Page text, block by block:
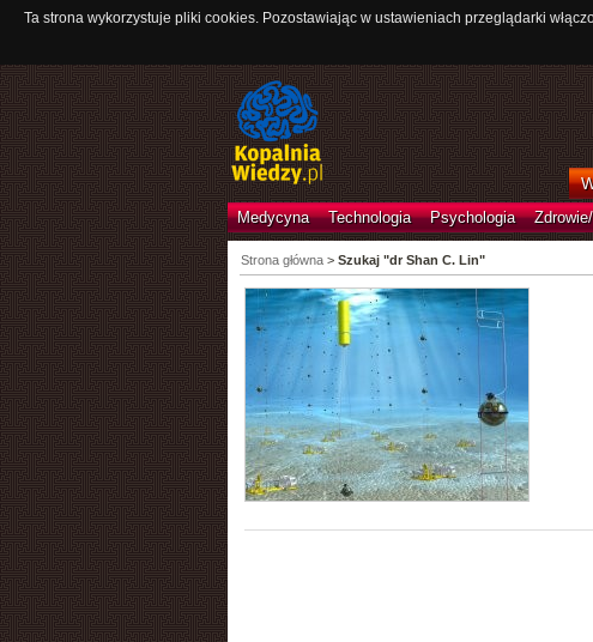
Ta strona wykorzystuje pliki cookies. Pozostawiając w ustawieniach przeglądarki
Medycyna Technologia Psychologia
Strona główna> Szukaj "dr Shan C. Lin"